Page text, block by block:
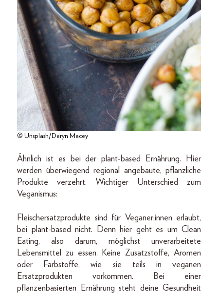
© Unsplash/Deryn Macey
Ähnlich ist es bei der plant-based Ernährung. Hier
werden überwiegend regional angebaute, pflanzliche
Produkte verzehrt. Wichtiger Unterschied zum
Veganismus:
Fleischersatzprodukte sind für Veganer:innen erlaubt,
bei plant-based nicht. Denn hier geht es um Clean
Eating, also darum, möglichst unverarbeitete
Lebensmittel zu essen. Keine Zusatzstoffe, Aromen
oder Farbstoffe, wie sie teils in veganen
Ersatzprodukten vorkommen. Bei einer
pflanzenbasierten Ernährung steht deine Gesundheit